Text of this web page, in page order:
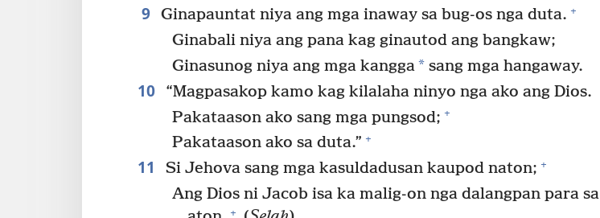
9 Ginapauntat niya ang mga inaway sa bug-os nga duta. +
Ginabali niya ang pana kag ginautod ang bangkaw;
Ginasunog niya ang mga kangga* sang mga hangaway.
10
“Magpasakop kamo kag kilalaha ninyo nga ako ang Dios.
Pakataason ako sang mga pungsod; +
Pakataason ako sa duta.” +
11 Si Jehova sang mga kasuldadusan kaupod naton; +
Ang Dios ni Jacob isa ka malig-on nga dalangpan para sa
+